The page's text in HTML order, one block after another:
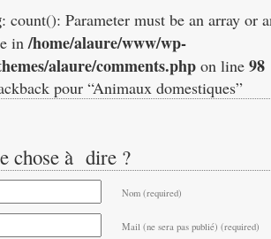
: count(): Parameter must be an array or
in/home/alaure/www/wp-
alaure/comments.php on line 98
pour “Animaux domestiques”
chose à dire ?
Nom (required)
Mail (ne sera pas publié) (required)